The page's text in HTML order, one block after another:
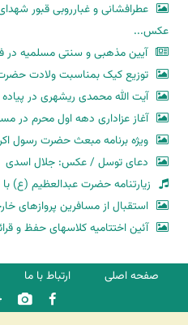
عطرافشانی و غبارروبی قبور
عکس...
آیین مذهبی و سنتی مسلمیه در
توزیع کیک بمناسبت ولادت
آیت الله محمدی ریشهری در
آغاز عزاداری دهه اول محرم
ویژه برنامه مبعث حضرت
دعای توسل / عکس: جلال اسدی
زیارتنامه حضرت عبدالعظیم (ع)
استقبال از مسافرین پروازهای
آئین اختتامیه کلاسهای حفظ و
صفحه اصلی ارتباط با ما